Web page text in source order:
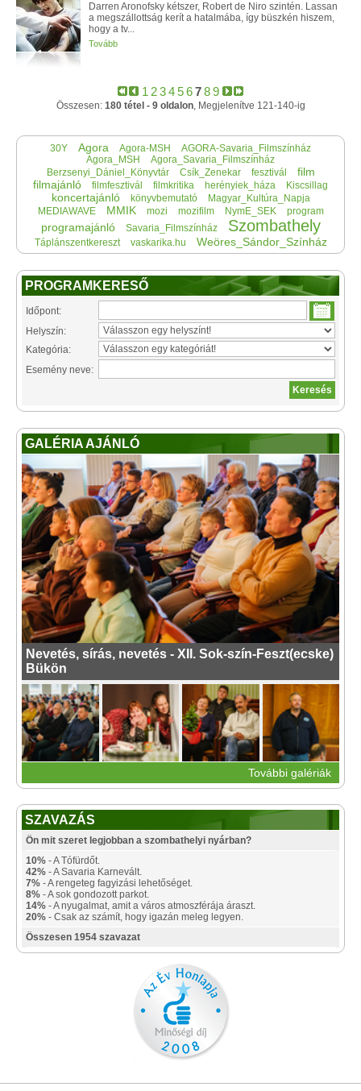
Darren Aronofsky kétszer, Robert de Niro szintén. Lassan
a megszállottság kerít a hatalmába, így büszkén hiszem,
hogy a tv...
Tovább
1 23456789
Összesen: 180 tétel - 9 oldalon, Megjelenítve 121-140-ig
30Y Agora Agora-MSH
AGORA-Savaria_Filmszínház
Agora_MSH
Agora_Savaria_Filmszínház
Berzsenyi_Dániel_Könyvtár
Csík_Zenekar fesztivál
film
filmajánló
filmfesztivál filmkritika herényiek_háza Kiscsillag
koncertajánló könyvbemutató
Magyar_Kultúra_Napja
MEDIAWAVE
MMIK mozi mozifilm NymE_SEK program
programajánló Savaria_Filmszínház Szombathely
Táplánszentkereszt vaskarika.hu Weöres_Sándor_Színház
PROGRAMKERESŐ
Időpont:
Helyszín:
Kategória:
Esemény neve:
GALÉRIA AJÁNLÓ
Nevetés, sírás, nevetés - XII. Sok-szín-Feszt(ecske)
Bükön
További galériák
SZAVAZÁS
Ön mit szeret legjobban a szombathelyi nyárban?
10% - A Tófürdőt.
42% - A Savaria Karnevált.
7% - A rengeteg fagyizási lehetőséget.
8% - A sok gondozott parkot.
14% - A nyugalmat, amit a város atmoszférája áraszt.
20% - Csak az számít, hogy igazán meleg legyen.
Összesen 1954 szavazat